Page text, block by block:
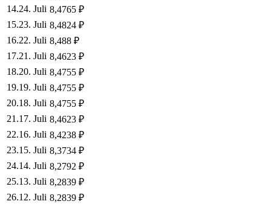
14.24. Juli 8,4765 ₽
15.23. Juli 8,4824 ₽
16.22. Juli 8,488 ₽
17.21. Juli 8,4623 ₽
18.20. Juli 8,4755 ₽
19.19. Juli 8,4755 ₽
20.18. Juli 8,4755 ₽
21 .17. Juli 8,4623 ₽
22.16. Juli 8,4238 ₽
23.15. Juli 8,3734 ₽
24.14. Juli 8,2792 ₽
25.13. Juli 8,2839 ₽
26.12. Juli 8,2839 ₽